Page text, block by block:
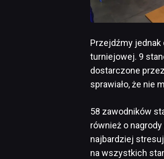
Przejdźmy jednak
turniejowej. 9
dostarczone
sprawiało, że nie
58 zawodników
również o
najbardziej
na wszystkich